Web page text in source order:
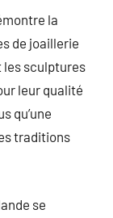
la
de joaillerie
les sculptures
leur qualité
qu’une
traditions
se